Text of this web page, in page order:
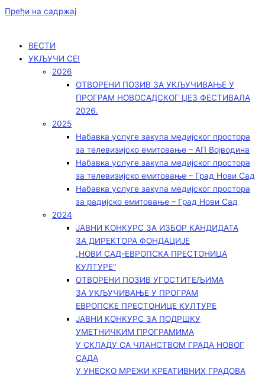
Пређи на садржај
ВЕСТИ
УКЉУЧИ СЕ!
2026
ОТВОРЕНИ ПОЗИВ ЗА УКЉУЧИВАЊЕ У
ПРОГРАМ НОВОСАДСКОГ ЏЕЗ ФЕСТИВАЛА
2026.
2025
Набавка услуге закупа медијског простора
за телевизијско емитовање – АП Војводинa
Набавка услуге закупа медијског простора
за телевизијско емитовање – Град Нови Сад
Набавка услуге закупа медијског простора
за радијско емитовање – Град Нови Сад
2024
ЈАВНИ КОНКУРС ЗА ИЗБОР КАНДИДАТА
ЗА ДИРЕКТОРА ФОНДАЦИЈЕ
„НОВИ САД-ЕВРОПСКА ПРЕСТОНИЦА
КУЛТУРЕ“
ОТВОРЕНИ ПОЗИВ УГОСТИТЕЉИМА
ЗА УКЉУЧИВАЊЕ У ПРОГРАМ
ЕВРОПСКЕ ПРЕСТОНИЦЕ КУЛТУРЕ
ЈАВНИ КОНКУРС ЗА ПОДРШКУ
УМЕТНИЧКИМ ПРОГРАМИМА
У СКЛАДУ СА ЧЛАНСТВОМ ГРАДА НОВОГ
САДА
У УНЕСКО МРЕЖИ КРЕАТИВНИХ ГРАДОВА